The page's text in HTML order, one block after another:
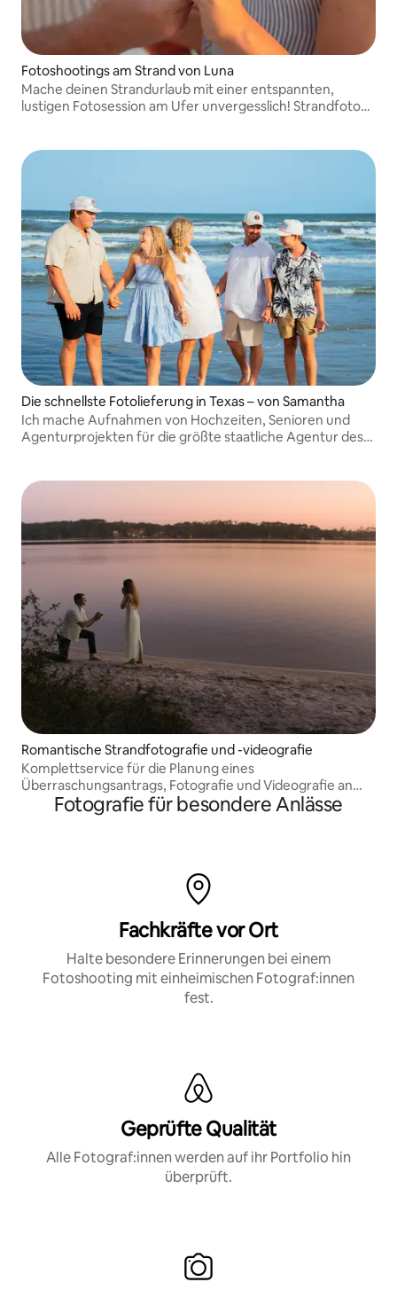
Fotoshootings am Strand von Luna
Mache deinen Strandurlaub mit einer entspannten,
lustigen Fotosession am Ufer unvergesslich! Strandfotos
Hause zu nehmen!
Die schnellste Fotolieferung in Texas – von Samantha
Ich mache Aufnahmen von Hochzeiten, Senioren und
Agenturprojekten für die größte staatliche Agentur des
Romantische Strandfotografie und -videografie
Komplettservice für die Planung eines
Überraschungsantrags, Fotografie und Videografie an
der Emerald Coast. Wir beraten dich bei der Wahl des
Ortes, des Zeitpunkts und der Gestaltung und sorgen für
Fotografie für besondere Anlässe
Fachkräfte vor Ort
Halte besondere Erinnerungen bei einem
Fotoshooting mit einheimischen Fotograf:innen
fest.
Geprüfte Qualität
Alle Fotograf:innen werden auf ihr Portfolio hin
überprüft.